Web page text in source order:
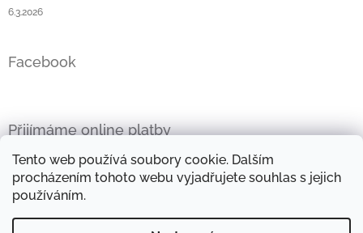
Tento web používá soubory cookie. Dalším
procházením tohoto webu vyjadřujete souhlas s jejich
používáním.
6.3.2026
Facebook
Přijímáme online platby